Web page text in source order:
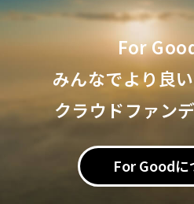
For Good
みんなでより良
クラウドファン
For Goodに